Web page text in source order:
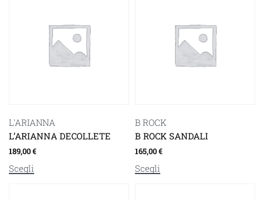
L'ARIANNA
L’ARIANNA DECOLLETE
189,00€
Scegli
B ROCK
B ROCK SANDALI
165,00€
Scegli